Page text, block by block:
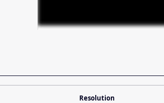
Resolution